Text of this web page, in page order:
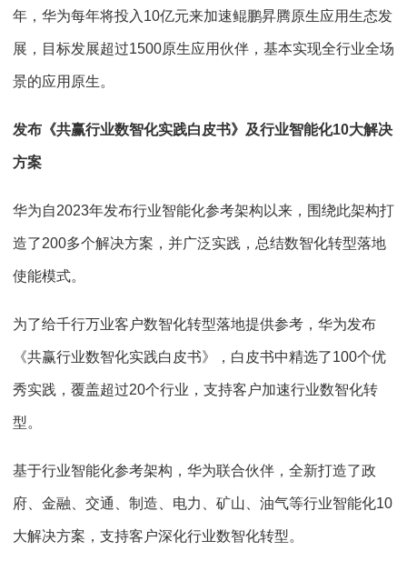
年，华为每年将投入10亿元来加速鲲鹏昇腾原生应用生态发
展，目标发展超过1500原生应用伙伴，基本实现全行业全场
景的应用原生。
发布《共赢行业数智化实践白皮书》及行业智能化10大解决
方案
华为自2023年发布行业智能化参考架构以来，围绕此架构打
造了200多个解决方案，并广泛实践，总结数智化转型落地
使能模式。
为了给千行万业客户数智化转型落地提供参考，华为发布
《共赢行业数智化实践白皮书》，白皮书中精选了100个优
秀实践，覆盖超过20个行业，支持客户加速行业数智化转
型。
基于行业智能化参考架构，华为联合伙伴，全新打造了政
府、金融、交通、制造、电力、矿山、油气等行业智能化10
大解决方案，支持客户深化行业数智化转型。